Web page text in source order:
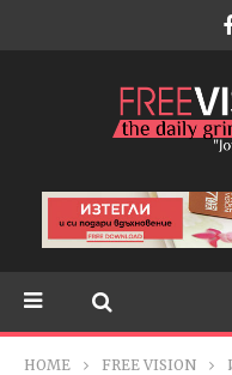
HOME FREE VISION